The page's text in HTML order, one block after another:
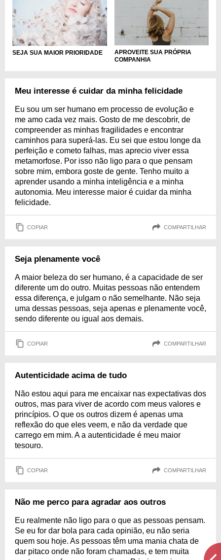
SEJA SUA MAIOR PRIORIDADE
APROVEITE SUA PRÓPRIA
COMPANHIA
Meu interesse é cuidar da minha felicidade
Eu sou um ser humano em processo de evolução e
me amo cada vez mais. Gosto de me descobrir, de
compreender as minhas fragilidades e encontrar
caminhos para superá-las. Eu sei que estou longe da
perfeição e cometo falhas, mas aprecio viver essa
metamorfose. Por isso não ligo para o que pensam
sobre mim, embora goste de gente. Tenho muito a
aprender usando a minha inteligência e a minha
autonomia. Meu interesse maior é cuidar da minha
felicidade.
COPIAR COMPARTILHAR
Seja plenamente você
A maior beleza do ser humano, é a capacidade de ser
diferente um do outro. Muitas pessoas não entendem
essa diferença, e julgam o não semelhante. Não seja
uma dessas pessoas, seja apenas e plenamente você,
sendo diferente ou igual aos demais.
COPIAR COMPARTILHAR
Autenticidade acima de tudo
Não estou aqui para me encaixar nas expectativas dos
outros, mas para viver de acordo com meus valores e
princípios. O que os outros dizem é apenas uma
reflexão do que eles veem, e não da verdade que
carrego em mim. A a autenticidade é meu maior
tesouro.
COPIAR COMPARTILHAR
Não me perco para agradar aos outros
Eu realmente não ligo para o que as pessoas pensam.
Se eu for dar bola para cada opinião, eu não seria
quem sou hoje. As pessoas têm uma mania chata de
dar pitaco onde não foram chamadas, e tem muita